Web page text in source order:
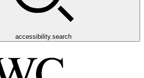
accessibility.search